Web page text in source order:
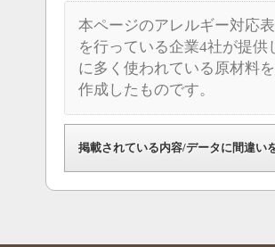
本ページのアレルギー対応
を行っている企業4社が提
に多く使われている原材料
作成したものです。
掲載されている内容/データに間違い